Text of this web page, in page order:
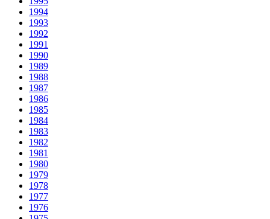
1994
1993
1992
1991
1990
1989
1988
1987
1986
1985
1984
1983
1982
1981
1980
1979
1978
1977
1976